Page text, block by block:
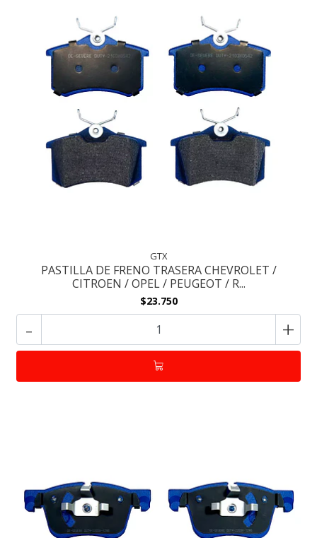
GTX
PASTILLA DE FRENO TRASERA CHEVROLET /
CITROEN / OPEL / PEUGEOT / R...
$23.750
- +